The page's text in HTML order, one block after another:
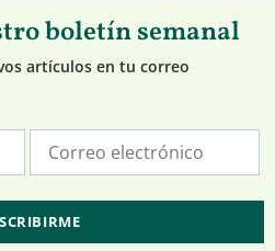
boletín semanal
artículos en tu correo